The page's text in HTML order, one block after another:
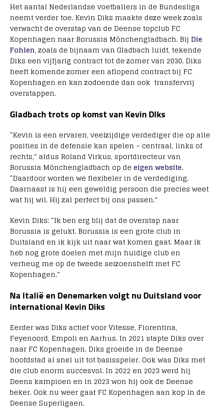
Het aantal Nederlandse voetballers in de Bundesliga
neemt verder toe. Kevin Diks maakte deze week zoals
verwacht de overstap van de Deense topclub FC
Kopenhagen naar Borussia Mönchengladbach. Bij Die
Fohlen, zoals de bijnaam van Gladbach luidt, tekende
Diks een vijfjarig contract tot de zomer van 2030. Diks
heeft komende zomer een aflopend contract bij FC
Kopenhagen en kan zodoende dan ook transfervrij
overstappen.
Gladbach trots op komst van Kevin DIks
“Kevin is een ervaren, veelzijdige verdediger die op alle
posities in de defensie kan spelen – centraal, links of
rechts,” aldus Roland Virkus, sportdirecteur van
Borussia Mönchengladbach op de eigen website.
“Daardoor worden we flexibeler in de verdediging.
Daarnaast is hij een geweldig persoon die precies weet
wat hij wil. Hij zal perfect bij ons passen.”
Kevin Diks: “Ik ben erg blij dat de overstap naar
Borussia is gelukt. Borussia is een grote club in
Duitsland en ik kijk uit naar wat komen gaat. Maar ik
heb nog grote doelen met mijn huidige club en
verheug me op de tweede seizoenshelft met FC
Kopenhagen.”
Na Italië en Denemarken volgt nu Duitsland voor
international Kevin Diks
Eerder was Diks actief voor Vitesse, Fiorentina,
Feyenoord, Empoli en Aarhus. In 2021 stapte Diks over
naar FC Kopenhagen. Diks groeide in de Deense
hoofdstad al snel uit tot basisspeler. Ook was Diks met
die club enorm succesvol. In 2022 en 2023 werd hij
Deens kampioen en in 2023 won hij ook de Deense
beker. Ook nu weer gaat FC Kopenhagen aan kop in de
Deense Superligaen.